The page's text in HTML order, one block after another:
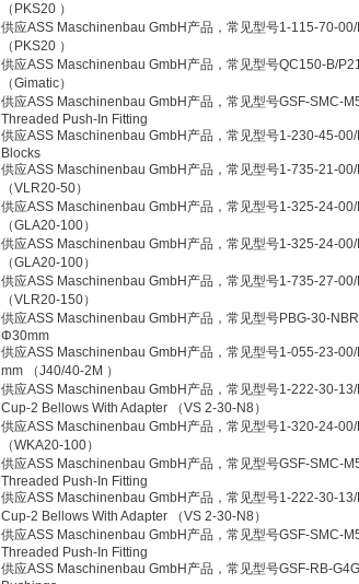
（PKS20 ）
供应ASS Maschinenbau GmbH产品，常见型号1-115-70-
（PKS20 ）
供应ASS Maschinenbau GmbH产品，常见型号QC150-B/
（Gimatic）
供应ASS Maschinenbau GmbH产品，常见型号GSF-SMC-
Threaded Push-In Fitting
供应ASS Maschinenbau GmbH产品，常见型号1-230-45-
Blocks
供应ASS Maschinenbau GmbH产品，常见型号1-735-21-
（VLR20-50）
供应ASS Maschinenbau GmbH产品，常见型号1-325-24-
（GLA20-100）
供应ASS Maschinenbau GmbH产品，常见型号1-325-24-
（GLA20-100）
供应ASS Maschinenbau GmbH产品，常见型号1-735-27-
（VLR20-150）
供应ASS Maschinenbau GmbH产品，常见型号PBG-30-
Φ30mm
供应ASS Maschinenbau GmbH产品，常见型号1-055-23-
mm （J40/40-2M ）
供应ASS Maschinenbau GmbH产品，常见型号1-222-30-
Cup-2 Bellows With Adapter （VS 2-30-N8）
供应ASS Maschinenbau GmbH产品，常见型号1-320-24-
（WKA20-100）
供应ASS Maschinenbau GmbH产品，常见型号GSF-SMC-
Threaded Push-In Fitting
供应ASS Maschinenbau GmbH产品，常见型号1-222-30-
Cup-2 Bellows With Adapter （VS 2-30-N8）
供应ASS Maschinenbau GmbH产品，常见型号GSF-SMC-
Threaded Push-In Fitting
供应ASS Maschinenbau GmbH产品，常见型号GSF-RB-